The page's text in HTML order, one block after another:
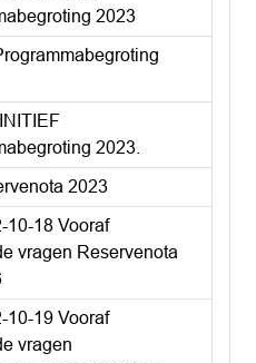
2023
2023.
2023
10-18 Vooraf
vragen Reservenota
10-19 Vooraf
vragen